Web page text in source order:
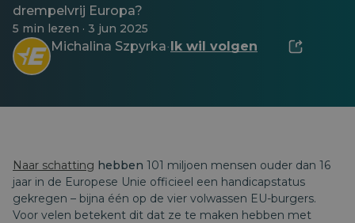
drempelvrij Europa?
5 min lezen · 3 jun 2025
Michalina Szpyrka· Ik wil volgen
Naar schatting hebben 101 miljoen mensen ouder dan 16
jaar in de Europese Unie officieel een handicapstatus
gekregen – bijna één op de vier volwassen EU-burgers.
Voor velen betekent dit dat ze te maken hebben met